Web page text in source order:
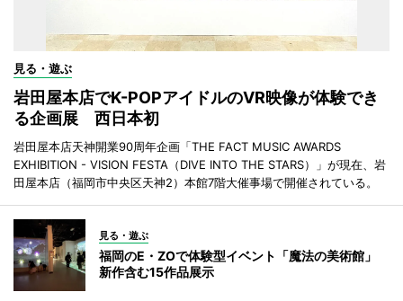
見る・遊ぶ
岩田屋本店でK-POPアイドルのVR映像が体験でき
る企画展 西日本初
岩田屋本店天神開業90周年企画「THE FACT MUSIC AWARDS
EXHIBITION - VISION FESTA（DIVE INTO THE STARS）」が現在、岩
田屋本店（福岡市中央区天神2）本館7階大催事場で開催されている。
見る・遊ぶ
福岡のE・ZOで体験型イベント「魔法の美術館」
新作含む15作品展示